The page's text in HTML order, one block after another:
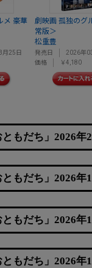
メ 豪華
月25日
劇映画 孤独のグ
常版＞
松重豊
発売日
2026年
価格
￥4,180
ともだち」2026年
ともだち」2026年
ともだち」2026年
ともだち」2026年